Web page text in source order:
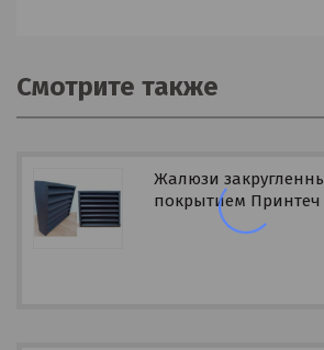
Смотрите также
Жалюзи
покрытием Принтеч